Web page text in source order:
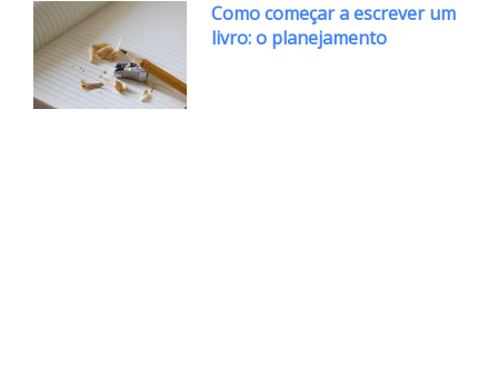
Como começar a escrever um
livro: o planejamento